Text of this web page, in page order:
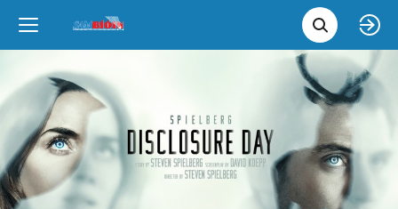
Leita
Back
Væntanlegt
Close
Nýjar myndir
Klassískar myndir
Skvísubíó
Back
Tungumál
Close
íslenska
English